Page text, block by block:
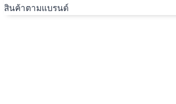
สินค้าตามแบรนด์